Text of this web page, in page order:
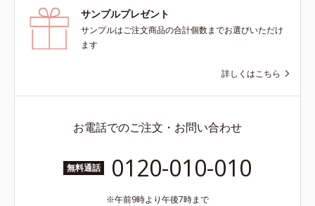
サンプルプレゼント
サンプルはご注文商品の合計個数までお選びいただけ
ます
詳しくはこちら
お電話でのご注文・お問い合わせ
無料通話 0120-010-010
午前9時より午後7時まで